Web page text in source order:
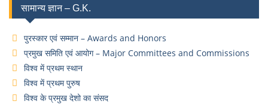
सामान्य ज्ञान – G.K.
पुरस्कार एवं सम्मान – Awards and Honors
प्रमुख समिति एवं आयोग – Major Committees and Commissions
विश्व में प्रथम स्थान
विश्व में प्रथम पुरुष
विश्व के प्रमुख देशो का संसद